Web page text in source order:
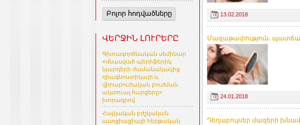
Բոլոր հոդվածները
ՎԵՐՋԻՆ ԼՈՒՐԵՐԸ
Գիտագործնական սեմինար
«Վնասված պերիֆերիկ
նյարդերի ժամանակակից
դիագնոստիկայի և
վիրաբուժական բուժման
ակտուալ հարցերը»
խորագրով
Հայկական բժշկական
ասոցիացիայի հերթական
13.02.2018
Մազաթափություն.
24.01.2018
Դեղաբույսեր մազերի